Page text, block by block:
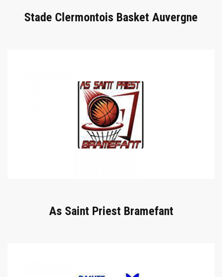
Stade Clermontois Basket Auvergne
As Saint Priest Bramefant